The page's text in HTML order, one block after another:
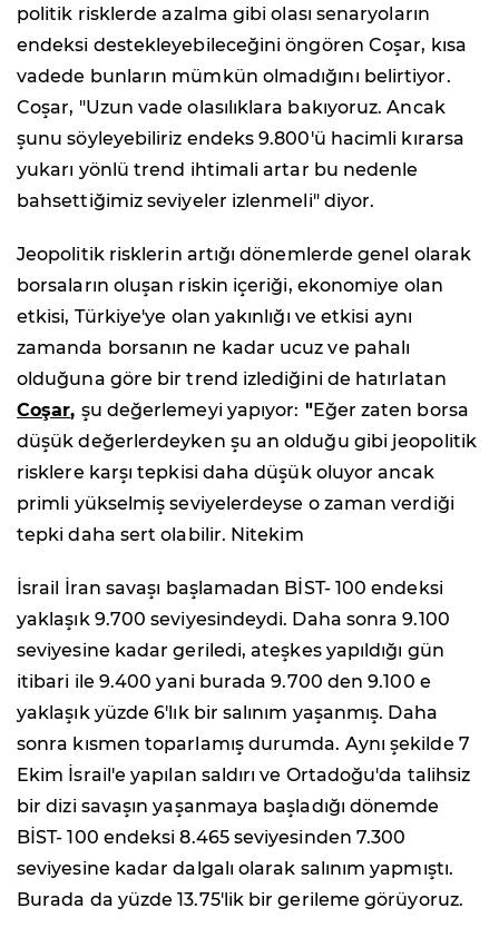
politik risklerde azalma gibi olası senaryoların
endeksi destekleyebileceğini öngören Coşar, kısa
vadede bunların mümkün olmadığını belirtiyor.
Coşar, "Uzun vade olasılıklara bakıyoruz. Ancak
şunu söyleyebiliriz endeks 9.800'ü hacimli kırarsa
yukarı yönlü trend ihtimali artar bu nedenle
bahsettiğimiz seviyeler izlenmeli" diyor.
Jeopolitik risklerin artığı dönemlerde genel olarak
borsaların oluşan riskin içeriği, ekonomiye olan
etkisi, Türkiye'ye olan yakınlığı ve etkisi aynı
zamanda borsanın ne kadar ucuz ve pahalı
olduğuna göre bir trend izlediğini de hatırlatan
Coşar, şu değerlemeyi yapıyor: "Eğer zaten borsa
düşük değerlerdeyken şu an olduğu gibi jeopolitik
risklere karşı tepkisi daha düşük oluyor ancak
primli yükselmiş seviyelerdeyse o zaman verdiği
tepki daha sert olabilir. Nitekim
İsrail İran savaşı başlamadan BİST- 100 endeksi
yaklaşık 9.700 seviyesindeydi. Daha sonra 9.100
seviyesine kadar geriledi, ateşkes yapıldığı gün
itibari ile 9.400 yani burada 9.700 den 9.100 e
yaklaşık yüzde 6'lık bir salınım yaşanmış. Daha
sonra kısmen toparlamış durumda. Aynı şekilde 7
Ekim İsrail'e yapılan saldırı ve Ortadoğu'da talihsiz
bir dizi savaşın yaşanmaya başladığı dönemde
BİST- 100 endeksi 8.465 seviyesinden 7.300
seviyesine kadar dalgalı olarak salınım yapmıştı.
Burada da yüzde 13.75'lik bir gerileme görüyoruz.